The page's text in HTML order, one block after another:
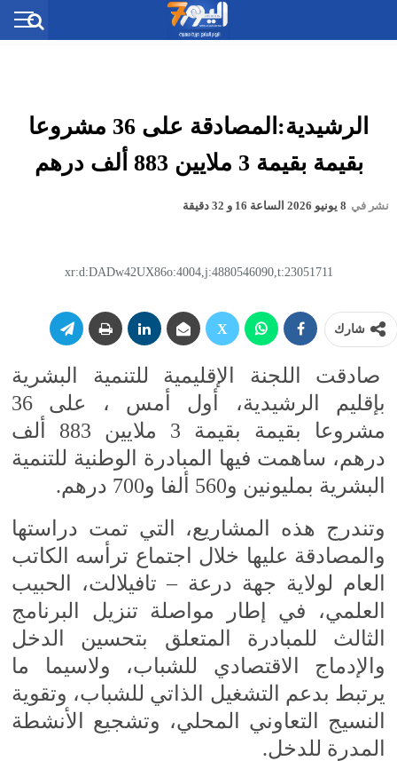
الرشيدية:المصادقة على 36 مشروعا
بقيمة بقيمة 3 ملايين 883 ألف درهم
نشر في 8 يونيو 2026 الساعة 16 و 32 دقيقة
xr:d:DADw42UX86o:4004,j:4880546090,t:23051711
شارك
صادقت اللجنة الإقليمية للتنمية البشرية
بإقليم الرشيدية، أول أمس ، على 36
مشروعا بقيمة بقيمة 3 ملايين 883 ألف
درهم، ساهمت فيها المبادرة الوطنية للتنمية
البشرية بمليونين و560 ألفا و700 درهم.
وتندرج هذه المشاريع، التي تمت دراستها
والمصادقة عليها خلال اجتماع ترأسه الكاتب
العام لولاية جهة درعة – تافيلالت، الحبيب
العلمي، في إطار مواصلة تنزيل البرنامج
الثالث للمبادرة المتعلق بتحسين الدخل
والإدماج الاقتصادي للشباب، ولاسيما ما
يرتبط بدعم التشغيل الذاتي للشباب، وتقوية
النسيج التعاوني المحلي، وتشجيع الأنشطة
المدرة للدخل.